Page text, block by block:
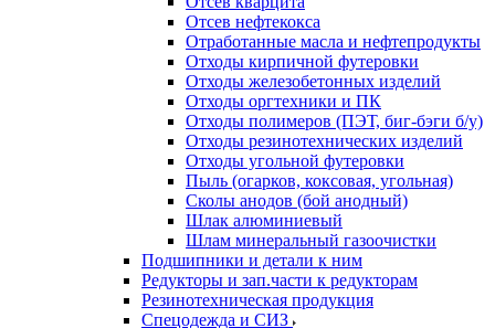
Отсев нефтекокса
Отработанные масла и нефтепродукты
Отходы кирпичной футеровки
Отходы железобетонных изделий
Отходы оргтехники и ПК
Отходы полимеров (ПЭТ, биг-бэги б/у)
Отходы резинотехнических изделий
Отходы угольной футеровки
Пыль (огарков, коксовая, угольная)
Сколы анодов (бой анодный)
Шлак алюминиевый
Шлам минеральный газоочистки
Подшипники и детали к ним
Редукторы и зап.части к редукторам
Резинотехническая продукция
Спецодежда и СИЗ